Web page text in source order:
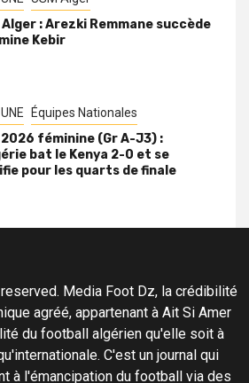
Alger : Arezki Remmane succède
Kebir
Équipes Nationales
2026 féminine (Gr A-J3) :
bat le Kenya 2-0 et se
pour les quarts de finale
Media Foot Dz, la crédibilité
agréé, appartenant à Ait Si Amer
du football algérien qu'elle soit à
C'est un journal qui
à l'émancipation du football via des